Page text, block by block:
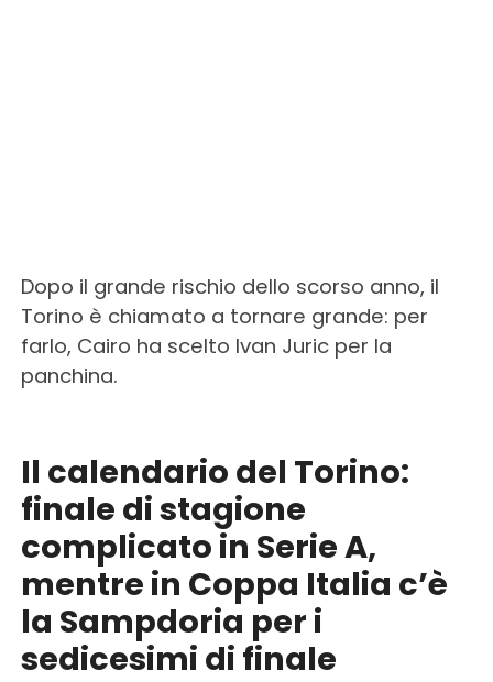
Dopo il grande rischio dello scorso anno, il
Torino è chiamato a tornare grande: per
farlo, Cairo ha scelto Ivan Juric per la
panchina.
Il calendario del Torino:
finale di stagione
complicato in Serie A,
mentre in Coppa Italia c’è
la Sampdoria per i
sedicesimi di finale